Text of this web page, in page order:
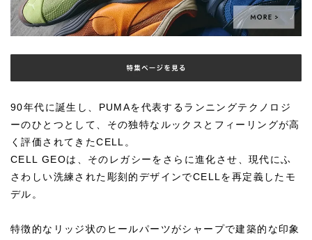
90年代に誕生し、PUMAを代表するランニングテクノロジ
ーのひとつとして、その独特なルックスとフィーリングが高
く評価されてきたCELL。
CELL GEOは、そのレガシーをさらに進化させ、現代にふ
さわしい洗練された彫刻的デザインでCELLを再定義したモ
デル。
特徴的なリッジ状のヒールパーツがシャープで建築的な印象